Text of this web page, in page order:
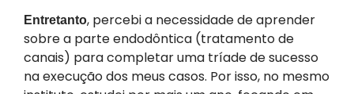
Entretanto, percebi a necessidade de aprender
sobre a parte endodôntica (tratamento de
canais) para completar uma tríade de sucesso
na execução dos meus casos. Por isso, no mesmo